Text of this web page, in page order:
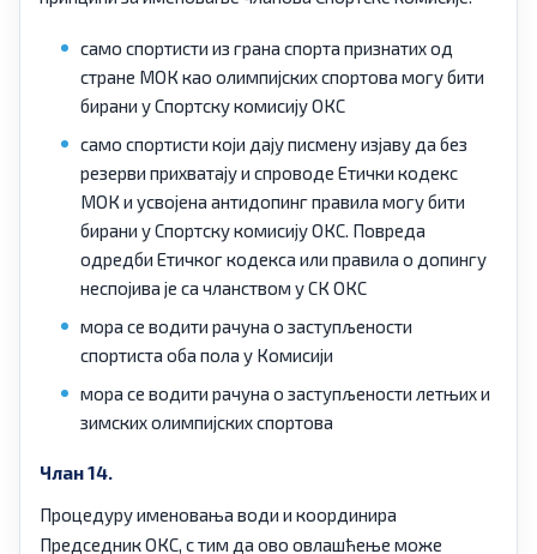
само спортисти из грана спорта признатих од
стране МОК као олимпијских спортова могу бити
бирани у Спортску комисију ОКС
само спортисти који дају писмену изјаву да без
резерви прихватају и спроводе Етички кодекс
МОК и усвојена антидопинг правила могу бити
бирани у Спортску комисију ОКС. Повреда
одредби Етичког кодекса или правила о допингу
неспојива је са чланством у СК ОКС
мора се водити рачуна о заступљености
спортиста оба пола у Комисији
мора се водити рачуна о заступљености летњих и
зимских олимпијских спортова
Члан 14.
Процедуру именовања води и координира
Председник ОКС, с тим да ово овлашћење може